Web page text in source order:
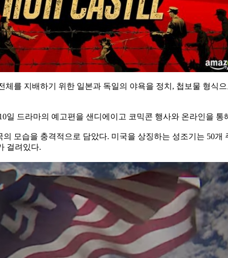
를 지배하기 위한 일본과 독일의 야욕을 정치, 첩보물 형식
드라마의 예고편을 샌디에이고 코믹콘 행사와 온라인을 통
모습을 충격적으로 담았다. 미국을 상징하는 성조기는 50
걸려있다.